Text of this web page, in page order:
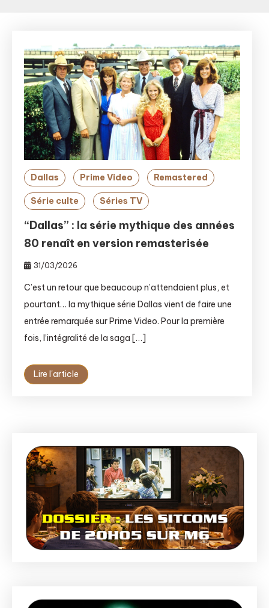
Dallas Prime Video Remastered
Série culte Séries TV
“Dallas” : la série mythique des années
80 renaît en version remasterisée
31/03/2026
C’est un retour que beaucoup n’attendaient plus, et
pourtant… la mythique série Dallas vient de faire une
entrée remarquée sur Prime Video. Pour la première
fois, l’intégralité de la saga […]
Lire l'article